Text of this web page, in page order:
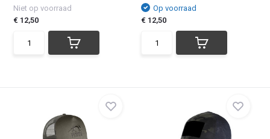
Niet op voorraad
€ 12,50
Op voorraad
€ 12,50